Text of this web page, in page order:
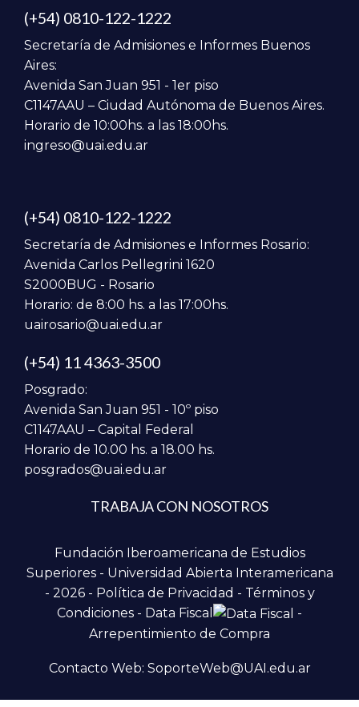
(+54) 0810-122-1222
Secretaría de Admisiones e Informes Buenos
Aires:
Avenida San Juan 951 - 1er piso
C1147AAU – Ciudad Autónoma de Buenos Aires.
Horario de 10:00hs. a las 18:00hs.
ingreso@uai.edu.ar
(+54) 0810-122-1222
Secretaría de Admisiones e Informes Rosario:
Avenida Carlos Pellegrini 1620
S2000BUG - Rosario
Horario: de 8:00 hs. a las 17:00hs.
uairosario@uai.edu.ar
(+54) 11 4363-3500
Posgrado:
Avenida San Juan 951 - 10º piso
C1147AAU – Capital Federal
Horario de 10.00 hs. a 18.00 hs.
posgrados@uai.edu.ar
TRABAJA CON NOSOTROS
Fundación Iberoamericana de Estudios
Superiores - Universidad Abierta Interamericana
- 2026 - Política de Privacidad - Términos y
Condiciones - Data Fiscal
-
Arrepentimiento de Compra
Contacto Web: SoporteWeb@UAI.edu.ar